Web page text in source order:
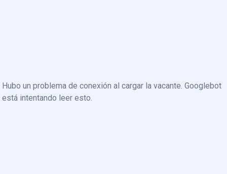
Hubo un problema de conexión al cargar la vacante. Googlebot
está intentando leer esto.